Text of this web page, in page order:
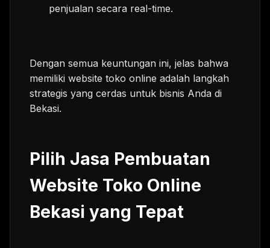
penjualan secara real-time.
Dengan semua keuntungan ini, jelas bahwa
memiliki website toko online adalah langkah
strategis yang cerdas untuk bisnis Anda di
Bekasi.
Pilih Jasa Pembuatan
Website Toko Online
Bekasi yang Tepat